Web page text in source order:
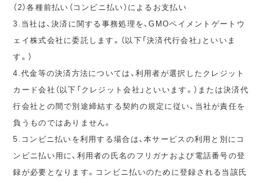
（2）各種前払い（コンビニ払い）によるお支払い
3.当社は、決済に関する事務処理を、GMOペイメントゲートウ
ェイ株式会社に委託します。（以下「決済代行会社」といいま
す。）
4.代金等の決済方法については、利用者が選択したクレジット
カード会社（以下「クレジット会社」といいます。）または決済代
行会社との間で別途締結する契約の規定に従い、当社が責任を
負うものではありません。
5.コンビニ払いを利用する場合は、本サービスの利用と別にコ
ンビニ払い用に、利用者の氏名のフリガナおよび電話番号の登
録が必要となります。コンビニ払いのために登録される当該氏